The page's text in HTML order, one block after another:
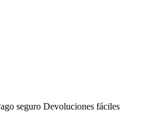
seguro Devoluciones fáciles